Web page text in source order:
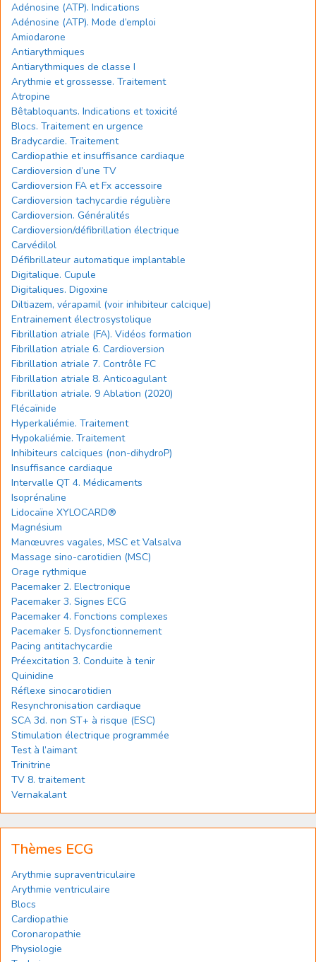
Adénosine (ATP). Indications
Adénosine (ATP). Mode d’emploi
Amiodarone
Antiarythmiques
Antiarythmiques de classe I
Arythmie et grossesse. Traitement
Atropine
Bêtabloquants. Indications et toxicité
Blocs. Traitement en urgence
Bradycardie. Traitement
Cardiopathie et insuffisance cardiaque
Cardioversion d’une TV
Cardioversion FA et Fx accessoire
Cardioversion tachycardie régulière
Cardioversion. Généralités
Cardioversion/défibrillation électrique
Carvédilol
Défibrillateur automatique implantable
Digitalique. Cupule
Digitaliques. Digoxine
Diltiazem, vérapamil (voir inhibiteur calcique)
Entrainement électrosystolique
Fibrillation atriale (FA). Vidéos formation
Fibrillation atriale 6. Cardioversion
Fibrillation atriale 7. Contrôle FC
Fibrillation atriale 8. Anticoagulant
Fibrillation atriale. 9 Ablation (2020)
Flécaïnide
Hyperkaliémie. Traitement
Hypokaliémie. Traitement
Inhibiteurs calciques (non-dihydroP)
Insuffisance cardiaque
Intervalle QT 4. Médicaments
Isoprénaline
Lidocaïne XYLOCARD®
Magnésium
Manœuvres vagales, MSC et Valsalva
Massage sino-carotidien (MSC)
Orage rythmique
Pacemaker 2. Electronique
Pacemaker 3. Signes ECG
Pacemaker 4. Fonctions complexes
Pacemaker 5. Dysfonctionnement
Pacing antitachycardie
Préexcitation 3. Conduite à tenir
Quinidine
Réflexe sinocarotidien
Resynchronisation cardiaque
SCA 3d. non ST+ à risque (ESC)
Stimulation électrique programmée
Test à l’aimant
Trinitrine
TV 8. traitement
Vernakalant
Thèmes ECG
Arythmie supraventriculaire
Arythmie ventriculaire
Blocs
Cardiopathie
Coronaropathie
Physiologie